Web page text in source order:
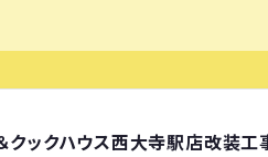
＆クックハウス西大寺駅店改装